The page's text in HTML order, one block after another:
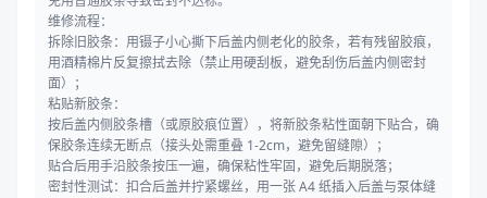
维修流程：
拆除旧胶条：用镊子小心撕下后盖内侧老化的胶条，若有残留胶痕，
用酒精棉片反复擦拭去除（禁止用硬刮板，避免刮伤后盖内侧密封
面）；
粘贴新胶条：
按后盖内侧胶条槽（或原胶痕位置），将新胶条粘性面朝下贴合，确
保胶条连续无断点（接头处需重叠 1-2cm，避免留缝隙）；
贴合后用手沿胶条按压一遍，确保粘性牢固，避免后期脱落；
密封性测试：扣合后盖并拧紧螺丝，用一张 A4 纸插入后盖与泵体缝